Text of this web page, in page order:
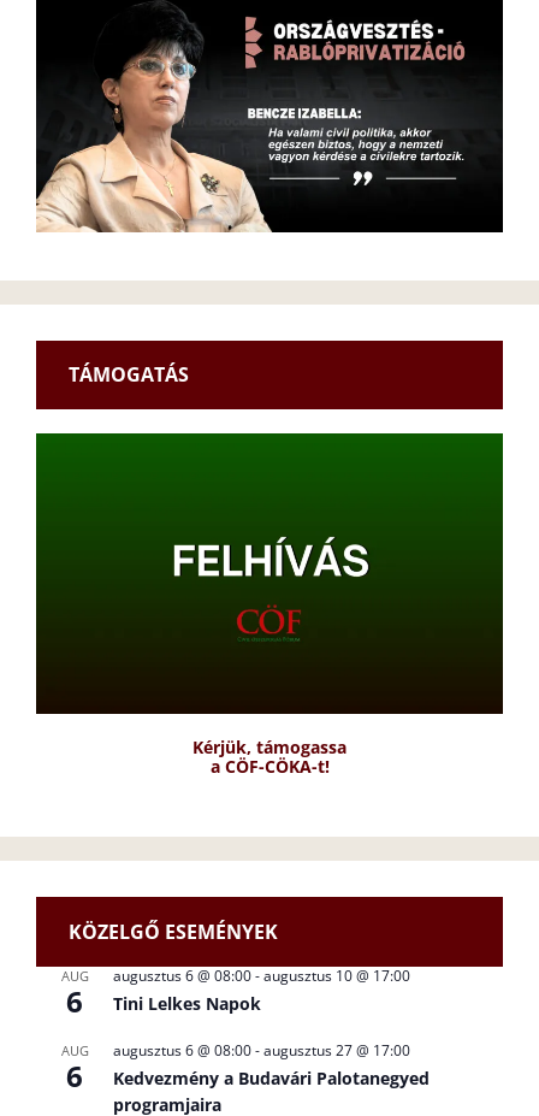
TÁMOGATÁS
Kérjük, támogassa
a CÖF-CÖKA-t!
KÖZELGŐ ESEMÉNYEK
AUG
6
augusztus 6 @ 08:00-augusztus 10 @ 17:00
Tini Lelkes Napok
AUG
6
augusztus 6 @ 08:00-augusztus 27 @ 17:00
Kedvezmény a Budavári Palotanegyed
programjaira